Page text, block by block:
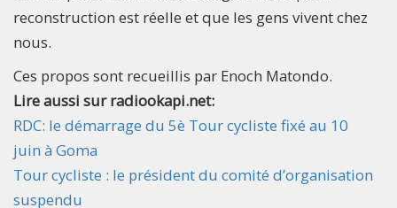
reconstruction est réelle et que les gens vivent chez
nous.
Ces propos sont recueillis par Enoch Matondo.
Lire aussi sur radiookapi.net:
RDC: le démarrage du 5è Tour cycliste fixé au 10
juin à Goma
Tour cycliste : le président du comité d’organisation
suspendu